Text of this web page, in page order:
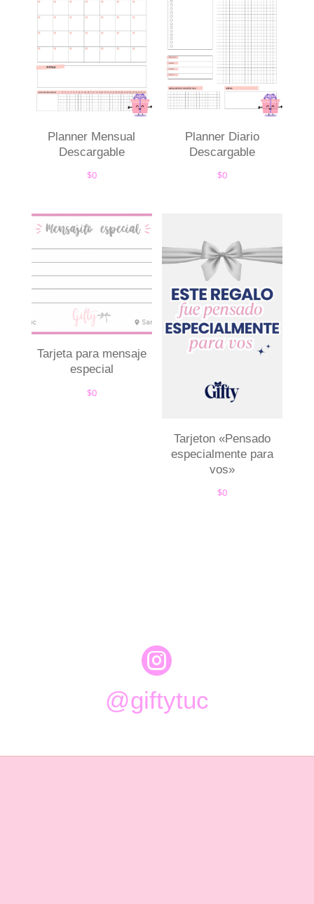
Planner Mensual
Descargable
$0
Planner Diario
Descargable
$0
Tarjeta para mensaje
especial
$0
Tarjeton «Pensado
especialmente para
vos»
$0

@giftytuc